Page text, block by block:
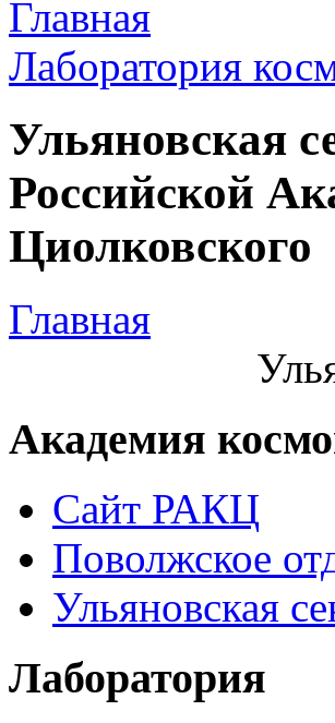
Лаборатория
Ульяновская
Российской
Циолковского
Главная
Академия
Сайт РАКЦ
Поволжское
Ульяновская
Лаборатория